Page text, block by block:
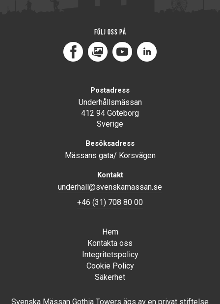
Följ oss på
FacebookMediaPortal
YoutubeLinkedIn
Postadress
Underhållsmässan
412 94 Göteborg
Sverige
Besöksadress
Mässans gata/ Korsvägen
Kontakt
underhall@svenskamassan.se
+46 (31) 708 80 00
Hem
Kontakta oss
Integritetspolicy
Cookie Policy
Säkerhet
Svenska Mässan Gothia Towers ägs av en privat stiftelse